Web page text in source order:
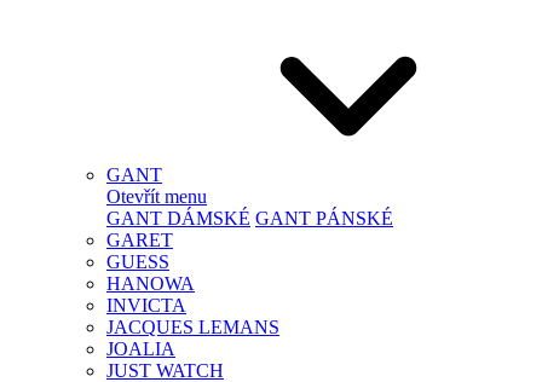
GANT
Otevřít menu
GANT DÁMSKÉ GANT PÁNSKÉ
GARET
GUESS
HANOWA
INVICTA
JACQUES LEMANS
JOALIA
JUST WATCH